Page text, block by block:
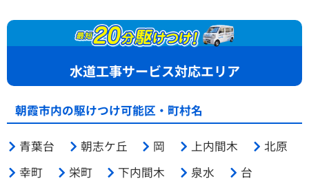
水道工事サービス対応エリア
朝霞市内の駆けつけ可能区・町村名
青葉台 朝志ケ丘 岡 上内間木
北原
幸町
栄町 下内間木 泉水
台